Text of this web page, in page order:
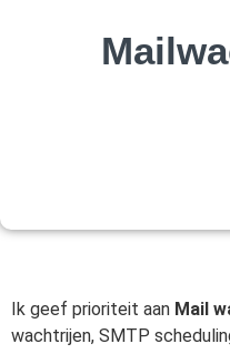
Ik geef prioriteit aan Mail
wachtrijen, SMTP